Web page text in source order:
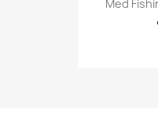
Med